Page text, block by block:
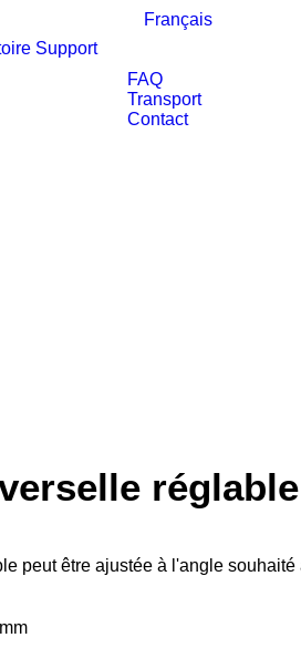
Français
Support
FAQ
Transport
Contact
réglable
peut être ajustée à l'angle